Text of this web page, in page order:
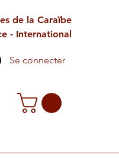
de la Caraïbe
- International
Se connecter